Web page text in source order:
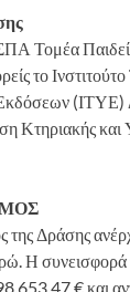
Τομέα
το
(ΙΤΥΕ)
Κτηριακής
Δράσης
Η συνεισφορά
€ και